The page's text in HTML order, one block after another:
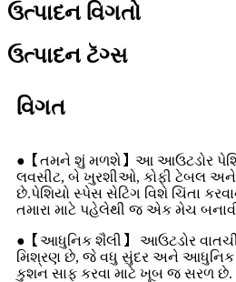
ઉત્પાદન વિગતો
ઉત્પાદન ટૅગ્સ
વિગત
●【તમને શું મળશે】આ આઉટડોર
લવસીટ, બે ખુરશીઓ, કોફી ટેબલ
છે.પેશિયો સ્પેસ સેટિંગ વિશે ચિંતા
તમારા માટે પહેલેથી જ એક મેચ
●【આધુનિક શૈલી】 આઉટડોર
મિશ્રણ છે, જે વધુ સુંદર અને આધુનિક
કુશન સાફ કરવા માટે ખૂબ જ સરળ છે.